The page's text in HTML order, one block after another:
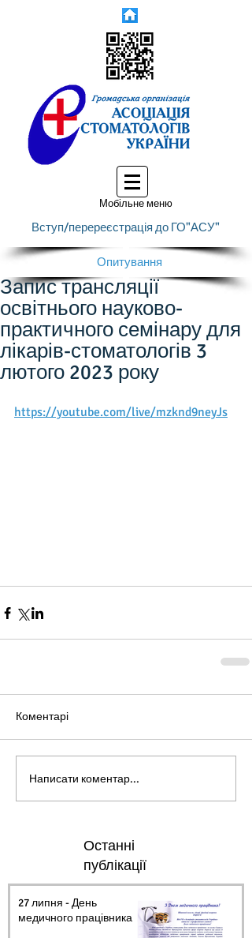
Мобільне меню
Вступ/перереєстрація до ГО"АСУ"
Опитування
Запис трансляції
освітнього науково-
практичного семінару для
лікарів-стоматологів 3
лютого 2023 року
https://youtube.com/live/mzknd9neyJs
Коментарі
Написати коментар...
Останні
публікації
27 липня - День
медичного працівника.